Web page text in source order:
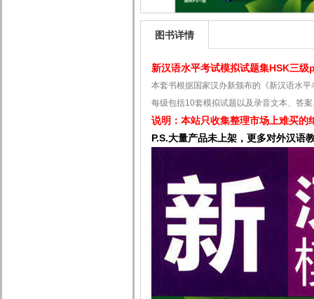
图书详情
新汉语水平考试模拟试题集HSK三级
本套书根据国家汉办新颁布的《新汉语水
每级包括10套模拟试题以及录音文本、答
说明：本站只收集整理市场上难买的
P.S.大量产品未上架，更多对外汉